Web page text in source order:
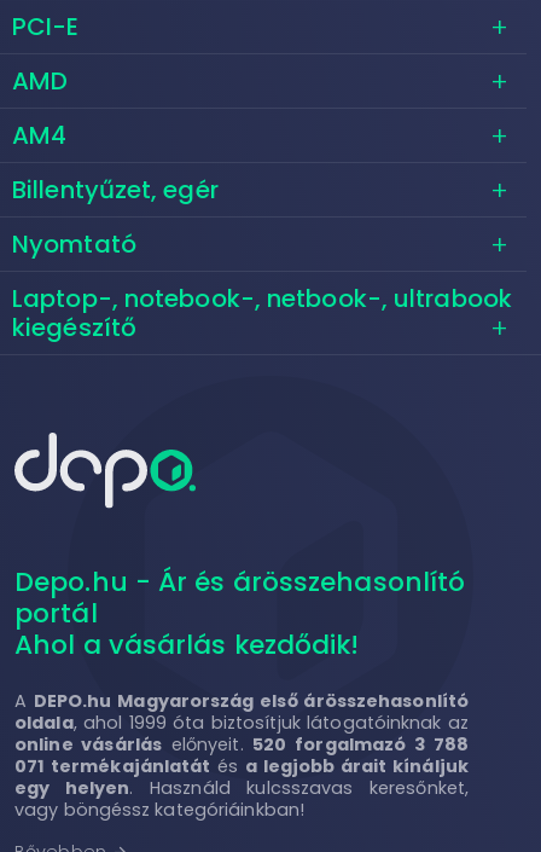
PCI-E
AMD
AM4
Billentyűzet, egér
Nyomtató
Laptop-, notebook-, netbook-, ultrabook
kiegészítő
Depo.hu - Ár és árösszehasonlító
portál
Ahol a vásárlás kezdődik!
A DEPO.hu Magyarország első árösszehasonlító
oldala, ahol 1999 óta biztosítjuk látogatóinknak az
online vásárlás előnyeit. 520 forgalmazó 3 788
071 termékajánlatát és a legjobb árait kínáljuk
egy helyen. Használd kulcsszavas keresőnket,
vagy böngéssz kategóriáinkban!